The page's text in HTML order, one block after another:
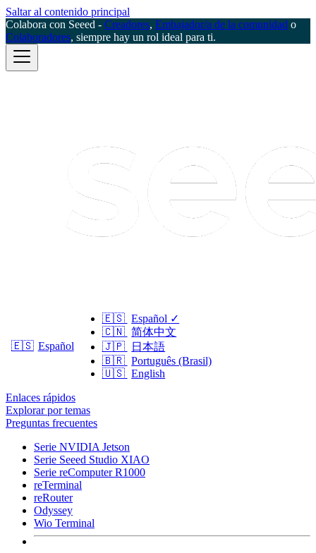
Saltar al contenido principal
Colabora con Seeed - Creadores, Embajador/a de la comunidad o
Colaboradores, siempre hay un rol ideal para ti.
🇪🇸 Español
🇪🇸 Español ✓
🇨🇳 简体中文
🇯🇵
日本語
🇧🇷 Português (Brasil)
🇺🇸 English
Enlaces rápidos
Explorar por temas
Preguntas frecuentes
Serie NVIDIA Jetson
Serie Seeed Studio XIAO
Serie reComputer R1000
reTerminal
reRouter
Odyssey
Wio Terminal